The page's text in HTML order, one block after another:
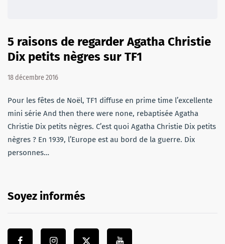
5 raisons de regarder Agatha Christie
Dix petits nègres sur TF1
18 décembre 2016
Pour les fêtes de Noël, TF1 diffuse en prime time l’excellente
mini série And then there were none, rebaptisée Agatha
Christie Dix petits nègres. C’est quoi Agatha Christie Dix petits
nègres ? En 1939, l’Europe est au bord de la guerre. Dix
personnes…
Soyez informés